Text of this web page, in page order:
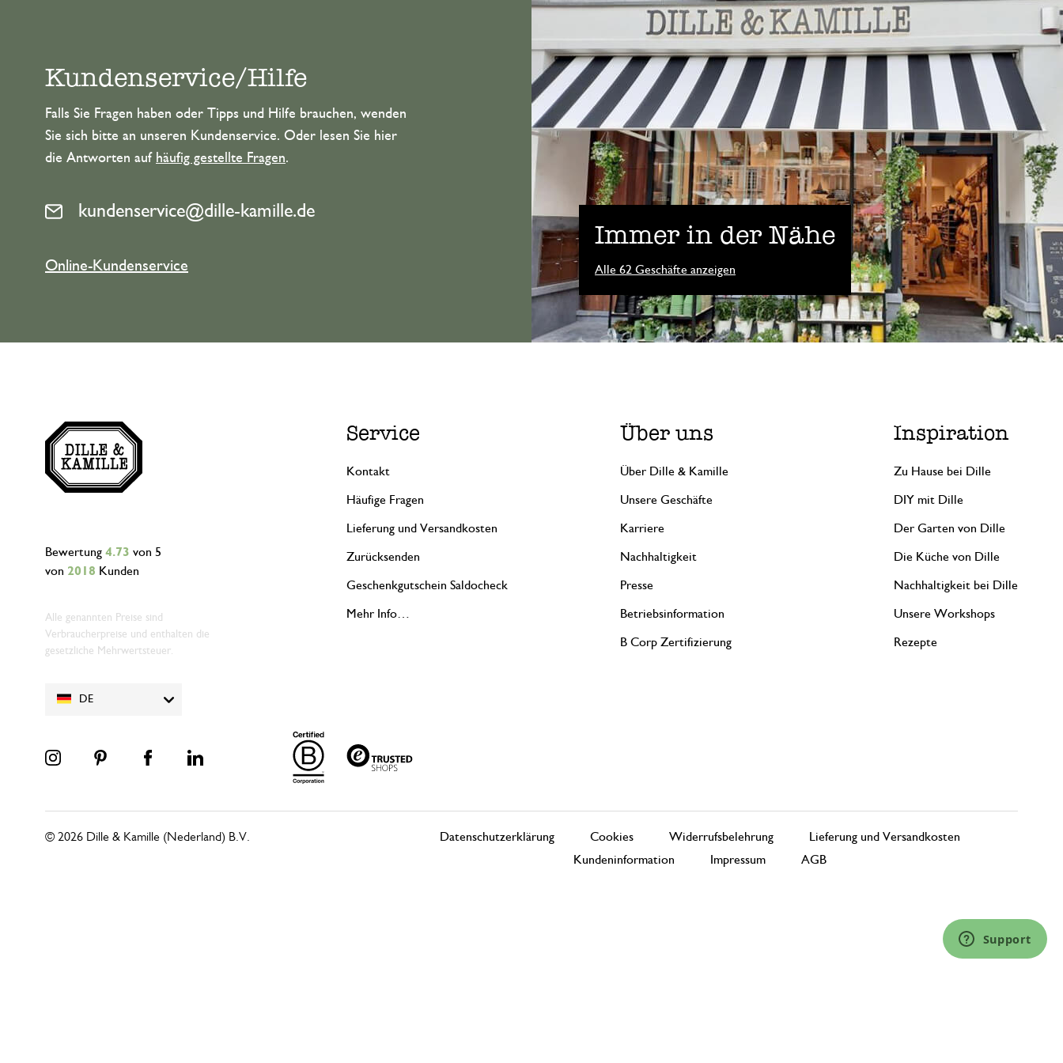
Immer in der Nähe
Alle 62 Geschäfte anzeigen
Kundenservice/Hilfe
Falls Sie Fragen haben oder Tipps und Hilfe brauchen, wenden
Sie sich bitte an unseren Kundenservice. Oder lesen Sie hier
die Antworten auf häufig gestellte Fragen.
kundenservice@dille-kamille.de
Online-Kundenservice
DE
Bewertung 4.73 von 5
von 2018 Kunden
Alle genannten Preise sind
Verbraucherpreise und enthalten die
gesetzliche Mehrwertsteuer.
Service
Kontakt
Häufige Fragen
Lieferung und Versandkosten
Zurücksenden
Geschenkgutschein Saldocheck
Mehr Info…
Über uns
Über Dille & Kamille
Unsere Geschäfte
Karriere
Nachhaltigkeit
Presse
Betriebsinformation
B Corp Zertifizierung
Inspiration
Zu Hause bei Dille
DIY mit Dille
Der Garten von Dille
Die Küche von Dille
Nachhaltigkeit bei Dille
Unsere Workshops
Rezepte
Datenschutzerklärung Cookies Widerrufsbelehrung
Lieferung und Versandkosten
Kundeninformation
Impressum AGB
© 2026 Dille & Kamille (Nederland) B.V.
Support